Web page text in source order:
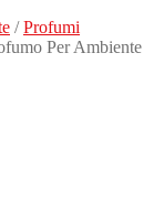
/Profumi
Per Ambiente